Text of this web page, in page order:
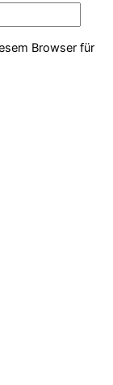
Browser für